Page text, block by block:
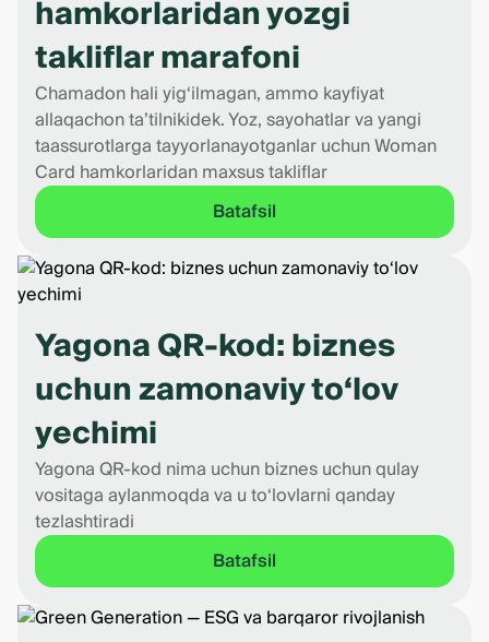
hamkorlaridan yozgi
takliflar marafoni
Chamadon hali yig‘ilmagan, ammo kayfiyat
allaqachon ta’tilnikidek. Yoz, sayohatlar va yangi
taassurotlarga tayyorlanayotganlar uchun Woman
Card hamkorlaridan maxsus takliflar
Batafsil
Yagona QR-kod: biznes
uchun zamonaviy to‘lov
yechimi
Yagona QR-kod nima uchun biznes uchun qulay
vositaga aylanmoqda va u to‘lovlarni qanday
tezlashtiradi
Batafsil